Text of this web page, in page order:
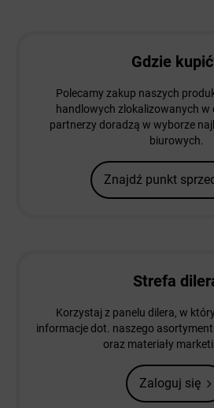
Gdzie
Polecamy zakup naszych
handlowych zlokalizowanych w
partnerzy doradzą w wyborze
biurowych.
Znajdź punkt
Strefa
Korzystaj z panelu dilera, w
informacje dot. naszego
oraz materiały
Zaloguj się